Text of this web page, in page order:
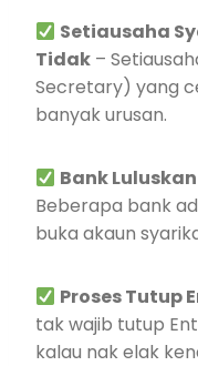
Setiausaha
Tidak –
Secretary) yang
banyak urusan.
Bank
Beberapa bank
buka akaun
Proses Tutup
tak wajib tutup
kalau nak elak